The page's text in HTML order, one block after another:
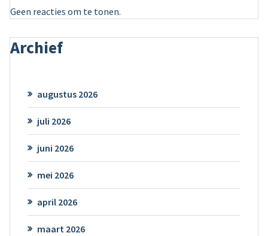
Geen reacties om te tonen.
Archief
augustus 2026
juli 2026
juni 2026
mei 2026
april 2026
maart 2026